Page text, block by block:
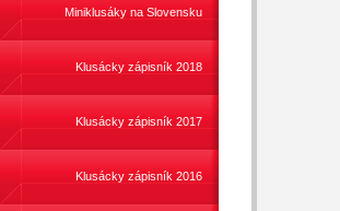
Miniklusáky na Slovensku
Klusácky zápisník 2018
Klusácky zápisník 2017
Klusácky zápisník 2016